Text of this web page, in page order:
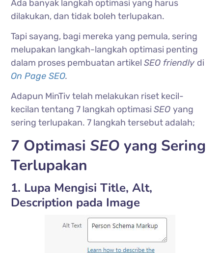
Ada banyak langkah optimasi yang harus
dilakukan, dan tidak boleh terlupakan.
Tapi sayang, bagi mereka yang pemula, sering
melupakan langkah-langkah optimasi penting
dalam proses pembuatan artikelSEO friendly di
On Page SEO.
Adapun MinTiv telah melakukan riset kecil-
kecilan tentang 7 langkah optimasiSEOyang
sering terlupakan. 7 langkah tersebut adalah;
7 Optimasi SEOyang Sering
Terlupakan
1. Lupa Mengisi Title, Alt,
Description pada Image